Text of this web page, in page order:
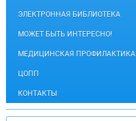
ЭЛЕКТРОННАЯ БИБЛИОТЕКА
МОЖЕТ БЫТЬ ИНТЕРЕСНО!
МЕДИЦИНСКАЯ ПРОФИЛАКТИКА
ЦОПП
КОНТАКТЫ